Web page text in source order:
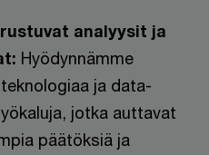
analyysit ja
Hyödynnämme
ja data-
jotka auttavat
päätöksiä ja